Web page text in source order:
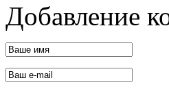
Добавление